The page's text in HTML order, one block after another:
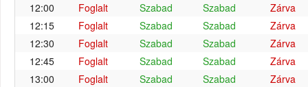
12:00
Foglalt Szabad Szabad
Zárva
12:15
Foglalt Szabad Szabad
Zárva
12:30
Foglalt Szabad Szabad
Zárva
12:45
Foglalt Szabad Szabad
Zárva
13:00
Foglalt Szabad Szabad
Zárva